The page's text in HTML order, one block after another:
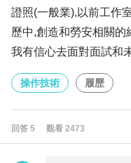
證照(一般業),以前工作
歷中,創造和勞安相關的
我有信心去面對面試和
操作技術 履歷
回答 5 觀看 2473